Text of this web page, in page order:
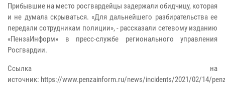
Прибывшие на место росгвардейцы задержали обидчицу, которая
и не думала скрываться. «Для дальнейшего разбирательства ее
передали сотрудникам полиции», - рассказали сетевому изданию
«ПензаИнформ» в пресс-службе регионального управления
Росгвардии.
Ссылка на
источник: https://www.penzainform.ru/news/incidents/2021/02/14/